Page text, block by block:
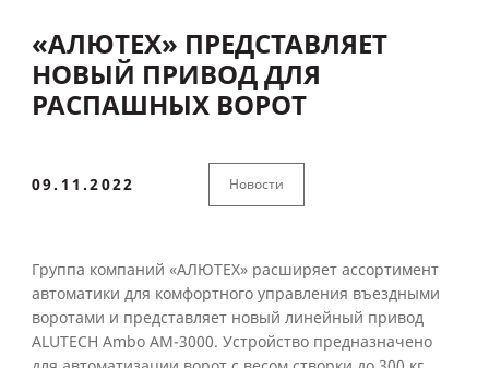
«АЛЮТЕХ» ПРЕДСТАВЛЯЕТ
НОВЫЙ ПРИВОД ДЛЯ
РАСПАШНЫХ ВОРОТ
09.11.2022 Новости
Группа компаний «АЛЮТЕХ» расширяет ассортимент
автоматики для комфортного управления въездными
воротами и представляет новый линейный привод
ALUTECH Ambo AM-3000. Устройство предназначено